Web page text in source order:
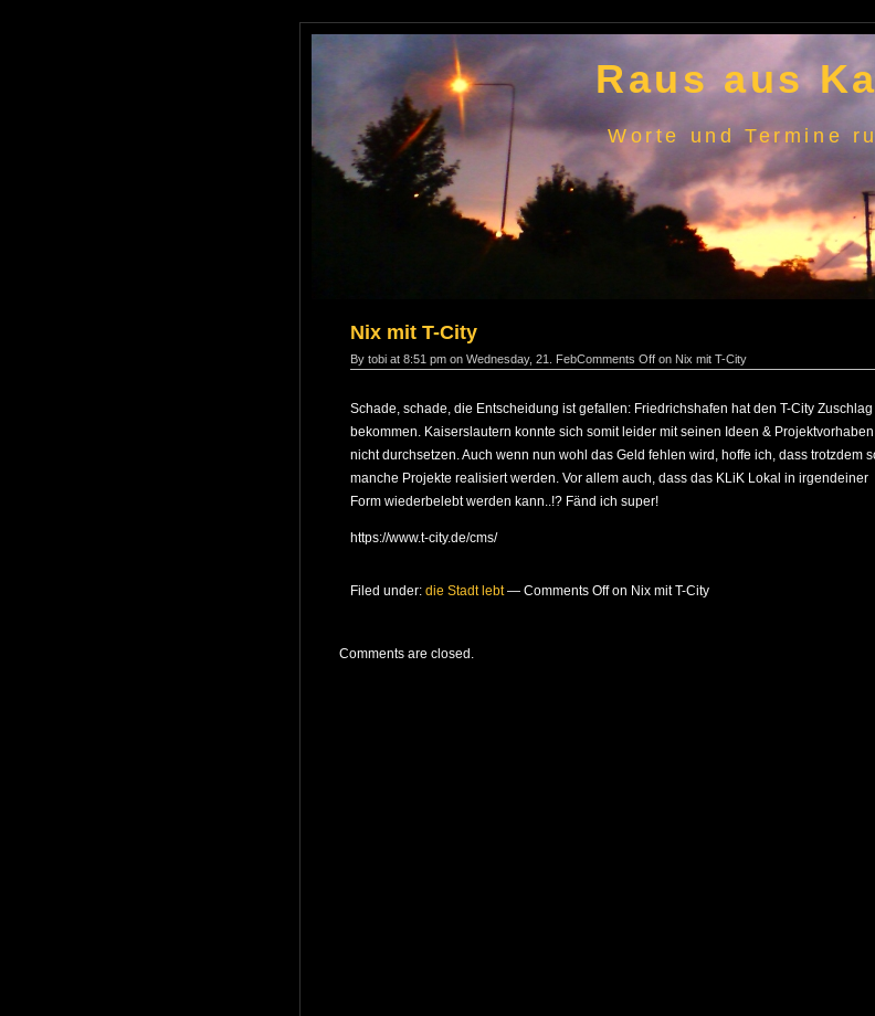
Raus aus
Worte und Termine
Nix mit T-City
By tobi at 8:51 pm on Wednesday, 21. FebComments Off on Nix mit T-City
Schade, schade, die Entscheidung ist gefallen: Friedrichshafen hat den T-City Zuschlag
bekommen. Kaiserslautern konnte sich somit leider mit seinen Ideen & Projektvorhaben
nicht durchsetzen. Auch wenn nun wohl das Geld fehlen wird, hoffe ich, dass trotzdem
manche Projekte realisiert werden. Vor allem auch, dass das KLiK Lokal in irgendeiner
Form wiederbelebt werden kann..!? Fänd ich super!
https://www.t-city.de/cms/
Filed under: die Stadt lebt— Comments Offon Nix mit T-City
Comments are closed.